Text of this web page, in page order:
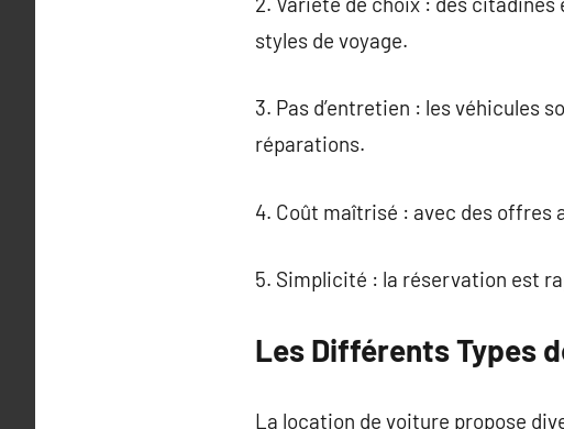
styles de voyage.
3. Pas d’entretien : les véhicules
réparations.
4. Coût maîtrisé : avec des offres
5. Simplicité : la réservation est
Les Différents Types
La location de voiture propose